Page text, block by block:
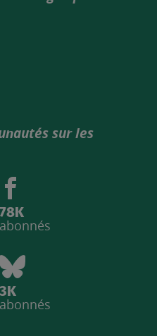
sur les
78K
abonnés
3K
abonnés